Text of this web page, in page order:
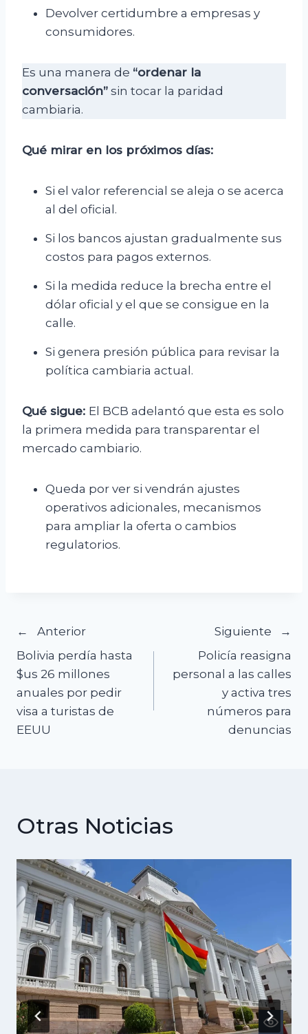
Devolver certidumbre a empresas y
consumidores.
Es una manera de “ordenar la
conversación” sin tocar la paridad
cambiaria.
Qué mirar en los próximos días:
Si el valor referencial se aleja o se acerca
al del oficial.
Si los bancos ajustan gradualmente sus
costos para pagos externos.
Si la medida reduce la brecha entre el
dólar oficial y el que se consigue en la
calle.
Si genera presión pública para revisar la
política cambiaria actual.
Qué sigue: El BCB adelantó que esta es solo
la primera medida para transparentar el
mercado cambiario.
Queda por ver si vendrán ajustes
operativos adicionales, mecanismos
para ampliar la oferta o cambios
regulatorios.
Navegación
de
entradas
Anterior
Bolivia perdía hasta
$us 26 millones
anuales por pedir
visa a turistas de
EEUU
Siguiente
Policía reasigna
personal a las calles
y activa tres
números para
denuncias
Otras Noticias